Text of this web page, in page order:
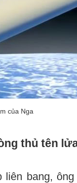
của Nga
thủ tên
liên bang,